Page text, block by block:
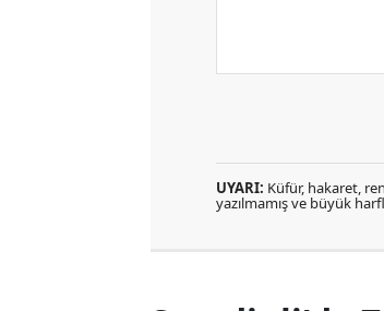
UYARI: Küfür, hakaret,
yazılmamış ve büyük